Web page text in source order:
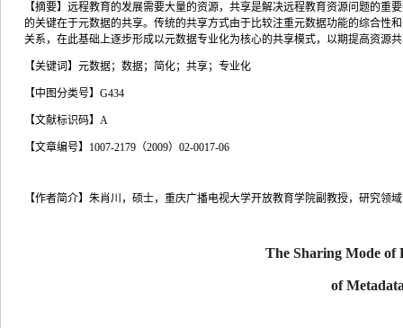
【摘要】 远程教育的发展需要大量的资源，共享是解决远程教育资源问题的重
的关键在于元数据的共享。传统的共享方式由于比较注重元数据功能的综合性
关系，在此基础上逐步形成以元数据专业化为核心的共享模式，以期提高资源
【关键词】 元数据；数据；简化；共享；专业化
【中图分类号】 G434
【文献标识码】 A
【文章编号】 1007-2179（2009） 02-0017-06
【作者简介】 朱肖川，硕士，重庆广播电视大学开放教育学院副教授，研究领
The Sharing Mode of
of